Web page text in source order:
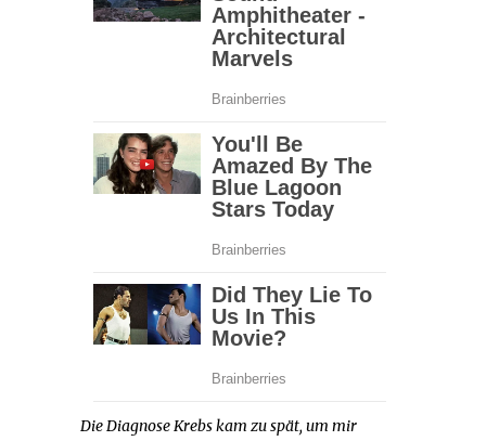
Die Diagnose Krebs kam zu spät, um mir